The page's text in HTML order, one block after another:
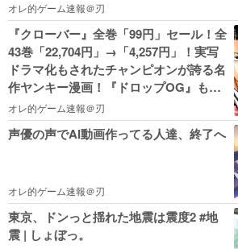
オレ的ゲーム速報＠刃
『クローバー』全巻「99円」セール！全
43巻「22,704円」→「4,257円」！実写
ドラマ化もされたチャンピオンが誇る名
作ヤンキー漫画！『ドロップOG』も全2
6巻すべて「99円」
オレ的ゲーム速報＠刃
声優の声でAI動画作ってる人達、終了へ
オレ的ゲーム速報＠刃
東京、ドンっと揺れた地震は震度2 #地
震 | しょぼっ。